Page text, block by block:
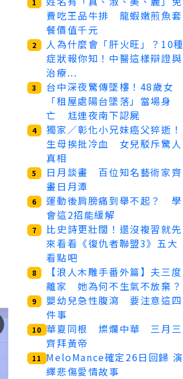
費吃王品牛排 龍蝦嫩煎魚套
餐價值千元
2
人為什麼會「肝火旺」？10種
症狀報你知！中醫這樣辯證與
治療...
3
台中深夜驚傳墜樓！48歲女
「租屋處陽台墜落」當場身
亡 尪連夜南下認屍
4
獨家／彰化小兄妹癌父猝逝！
生母挨批冷血 女兒駁斥驚人
真相
5
日月談畫 百位知名藝術家齊
畫日月潭
6
運動後肩膀痛到舉不起？ 學
會這2招能緩解
7
比史詩更壯闊！還沒複習就先
來看看《復仇者聯盟3》五大
看點吧
8
【浪人木雕手番外篇】夫三度
離家 她為何不生氣不放棄？
9
嬰幼兒急性腹瀉 要注意這四
件事
10 華夏同根 燦爛中華 三月三
齊拜黃帝
11
MeloMance確定26日回歸 演
繹悲傷愛情故事